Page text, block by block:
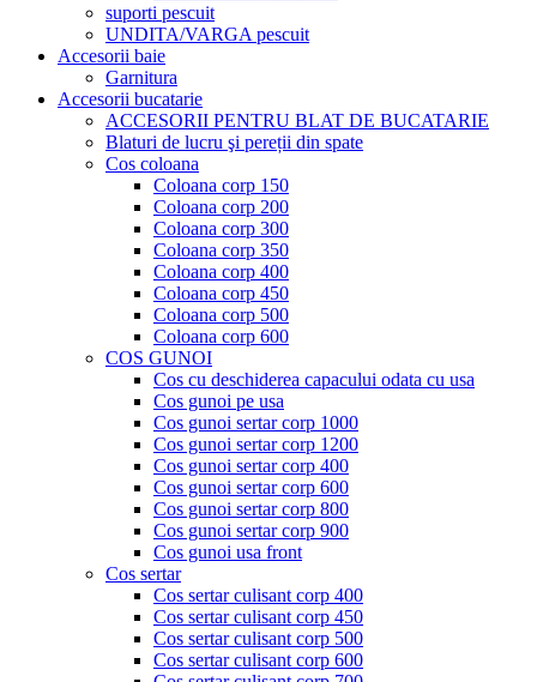
suporti pescuit
UNDITA/VARGA pescuit
Accesorii baie
Garnitura
Accesorii bucatarie
ACCESORII PENTRU BLAT DE BUCATARIE
Blaturi de lucru şi pereții din spate
Cos coloana
Coloana corp 150
Coloana corp 200
Coloana corp 300
Coloana corp 350
Coloana corp 400
Coloana corp 450
Coloana corp 500
Coloana corp 600
COS GUNOI
Cos cu deschiderea capacului odata cu usa
Cos gunoi pe usa
Cos gunoi sertar corp 1000
Cos gunoi sertar corp 1200
Cos gunoi sertar corp 400
Cos gunoi sertar corp 600
Cos gunoi sertar corp 800
Cos gunoi sertar corp 900
Cos gunoi usa front
Cos sertar
Cos sertar culisant corp 400
Cos sertar culisant corp 450
Cos sertar culisant corp 500
Cos sertar culisant corp 600